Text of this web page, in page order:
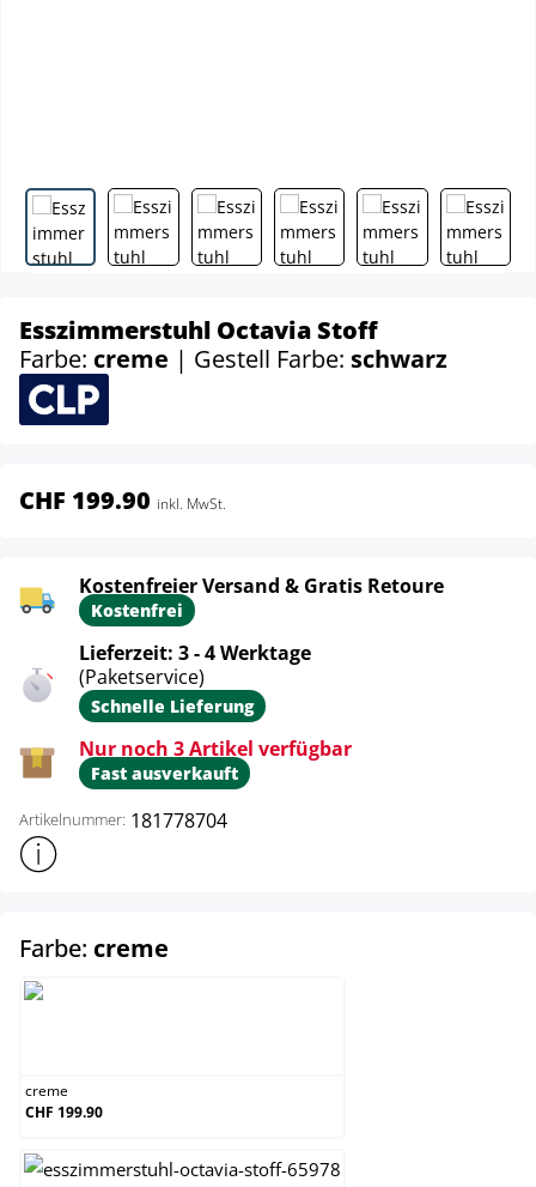
Esszimmerstuhl Octavia Stoff
Farbe: creme | Gestell Farbe: schwarz
CHF 199.90 inkl. MwSt.
Kostenfreier Versand & Gratis Retoure
Kostenfrei
Lieferzeit: 3 - 4 Werktage
(Paketservice)
Schnelle Lieferung
Nur noch 3 Artikel verfügbar
Fast ausverkauft
Artikelnummer: 181778704
Weitere Produktinformationen anzeigen
Farbe: creme
creme
CHF 199.90